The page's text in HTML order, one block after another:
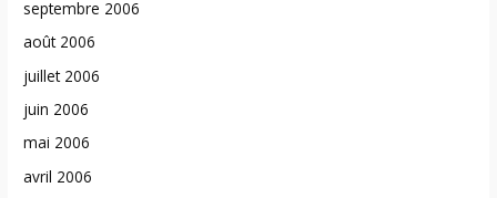
septembre 2006
août 2006
juillet 2006
juin 2006
mai 2006
avril 2006